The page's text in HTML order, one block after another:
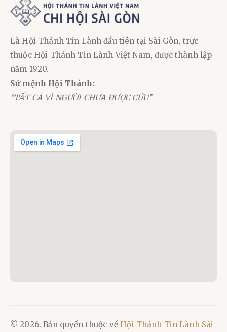
Là Hội Thánh Tin Lành đầu tiên tại Sài Gòn, trực
thuộc Hội Thánh Tin Lành Việt Nam, được thành lập
năm 1920.
Sứ mệnh Hội Thánh:
“TẤT CẢ VÌ NGƯỜI CHƯA ĐƯỢC CỨU”
© 2026. Bản quyền thuộc về Hội Thánh Tin Lành Sài